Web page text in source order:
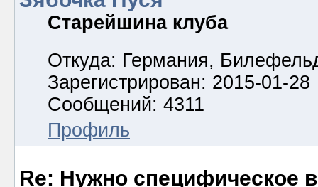
Старейшина клуба
Откуда: Германия,
Зарегистрирован: 2015-01-28
Сообщений: 4311
Профиль
Re: Нужно специфическое